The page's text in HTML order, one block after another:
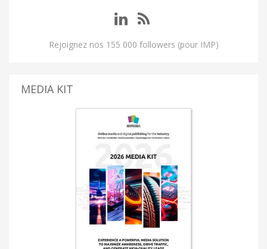
Rejoignez nos 155 000 followers (pour IMP)
MEDIA KIT